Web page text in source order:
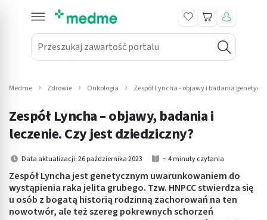
Przeszukaj zawartość portalu
Koszyk
submenu: Leki na receptę
submenu: Mama i dziecko
submenu: Kosmetyki
submenu: Higiena
submenu: Sprzęt medyczny
Medme Zdrowie Onkologia Zespół Lyncha - objawy i badania
Zespół Lyncha – objawy, badania i
leczenie. Czy jest dziedziczny?
Data aktualizacji: 26 października 2023 ~ 4 minuty czytania
Zespół Lyncha jest genetycznym uwarunkowaniem do
wystąpienia raka jelita grubego. Tzw. HNPCC stwierdza się
u osób z bogatą historią rodzinną zachorowań na ten
nowotwór, ale też szereg pokrewnych schorzeń